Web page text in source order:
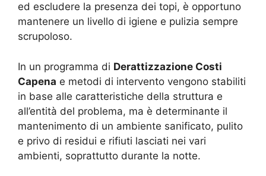
ed escludere la presenza dei topi, è opportuno
mantenere un livello di igiene e pulizia sempre
scrupoloso.
In un programma di Derattizzazione Costi
Capena e metodi di intervento vengono stabiliti
in base alle caratteristiche della struttura e
all’entità del problema, ma è determinante il
mantenimento di un ambiente sanificato, pulito
e privo di residui e rifiuti lasciati nei vari
ambienti, soprattutto durante la notte.